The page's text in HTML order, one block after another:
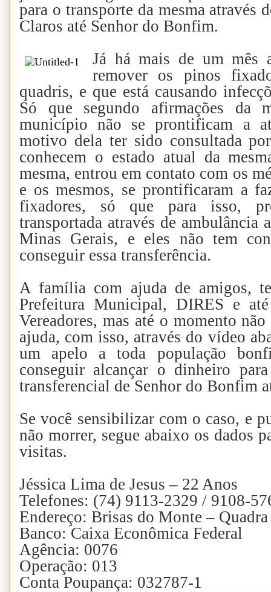
para o transporte da mesma através
Claros até Senhor do Bonfim.
Já há mais de um mês
remover os pinos
quadris, e que está causando
Só que segundo afirmações da
município não se prontificam a
motivo dela ter sido consultada
conhecem o estado atual da
mesma, entrou em contato com os
e os mesmos, se prontificaram a
fixadores, só que para isso,
transportada através de ambulância
Minas Gerais, e eles não tem
conseguir essa transferência.
A família com ajuda de amigos,
Prefeitura Municipal, DIRES e
Vereadores, mas até o momento
ajuda, com isso, através do vídeo
um apelo a toda população
conseguir alcançar o dinheiro
transferencial de Senhor do Bonfim
Se você sensibilizar com o caso, e
não morrer, segue abaixo os dados
visitas.
Jéssica Lima de Jesus – 22 Anos
Telefones: (74) 9113-2329 / 9108-
Endereço: Brisas do Monte –
Banco: Caixa Econômica Federal
Agência: 0076
Operação: 013
Conta Poupança: 032787-1